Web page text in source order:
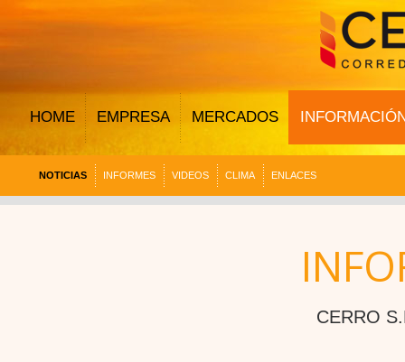
HOME EMPRESA MERCADOS
NOTICIAS INFORMES VIDEOS CLIMA ENLACES
CERRO